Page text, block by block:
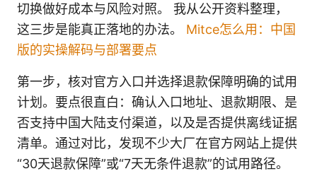
切换做好成本与风险对照。 我从公开资料整理，
这三步是能真正落地的办法。 Mitce怎么用：中国
版的实操解码与部署要点
第一步，核对官方入口并选择退款保障明确的试用
计划。要点很直白：确认入口地址、退款期限、是
否支持中国大陆支付渠道，以及是否提供离线证据
清单。通过对比，发现不少大厂在官方网站上提供
“30天退款保障”或“7天无条件退款”的试用路径。